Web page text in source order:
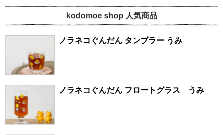
kodomoe shop 人気商品
ノラネコぐんだん タンブラー うみ
ノラネコぐんだん フロートグラス うみ